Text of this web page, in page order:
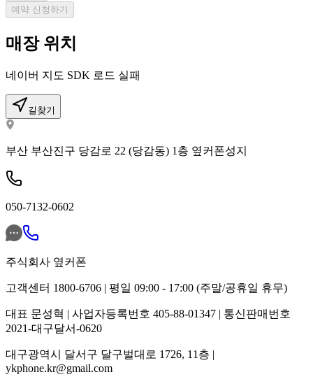
예약 신청하기
매장 위치
네이버 지도 SDK 로드 실패
길찾기
부산 부산진구 당감로 22 (당감동) 1층 옆커폰성지
050-7132-0602
주식회사 옆커폰
고객센터 1800-6706 | 평일 09:00 - 17:00 (주말/공휴일 휴무)
대표 문성혁 | 사업자등록번호 405-88-01347 | 통신판매번호
2021-대구달서-0620
대구광역시 달서구 달구벌대로 1726, 11층 |
ykphone.kr@gmail.com